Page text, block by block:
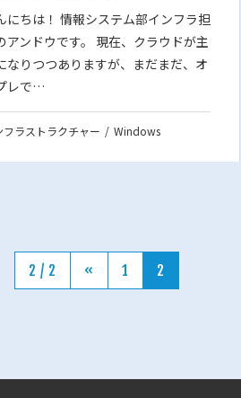
にちは！ 情報システム部インフラ担
アンドウです。 現在、クラウドが主
なりつつありますが、まだまだ、オ
レで…
フラストラクチャー Windows
2 / 2 « 1 2